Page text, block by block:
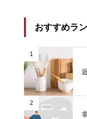
おすすめラ
1
2